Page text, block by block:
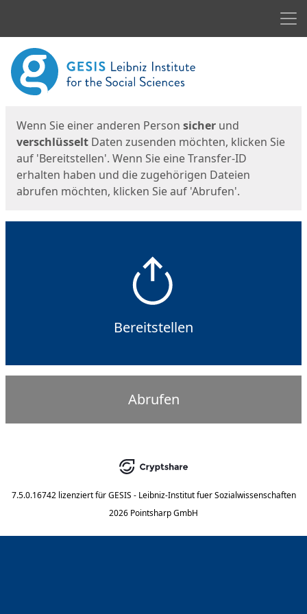
Start
Wenn Sie einer anderen Person sicher und
verschlüsselt Daten zusenden möchten, klicken Sie
auf 'Bereitstellen'. Wenn Sie eine Transfer-ID
erhalten haben und die zugehörigen Dateien
abrufen möchten, klicken Sie auf 'Abrufen'.
Bereitstellen
Abrufen
7.5.0.16742 lizenziert für GESIS - Leibniz-Institut fuer Sozialwissenschaften
2026 Pointsharp GmbH